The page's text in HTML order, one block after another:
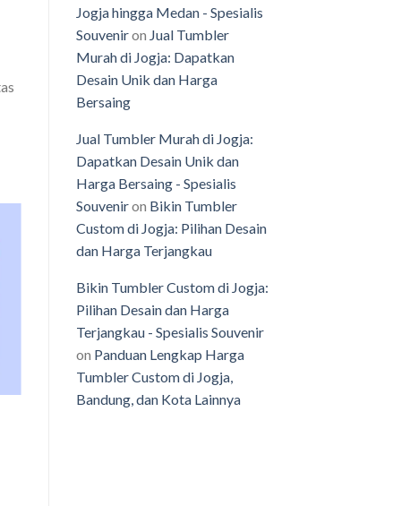
Jogja hingga Medan - Spesialis
Souveniron Jual Tumbler
Murah di Jogja: Dapatkan
Desain Unik dan Harga
Bersaing
Jual Tumbler Murah di Jogja:
Dapatkan Desain Unik dan
Harga Bersaing - Spesialis
Souveniron Bikin Tumbler
Custom di Jogja: Pilihan Desain
dan Harga Terjangkau
Bikin Tumbler Custom di Jogja:
Pilihan Desain dan Harga
Terjangkau - Spesialis Souvenir
on Panduan Lengkap Harga
Tumbler Custom di Jogja,
Bandung, dan Kota Lainnya